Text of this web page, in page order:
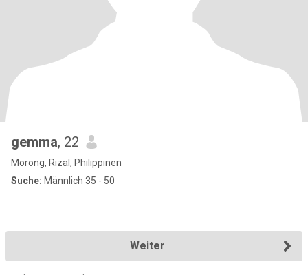
gemma, 22
Morong, Rizal, Philippinen
Suche: Männlich 35 - 50
Weiter